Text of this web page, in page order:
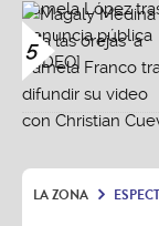
5
LA ZONA